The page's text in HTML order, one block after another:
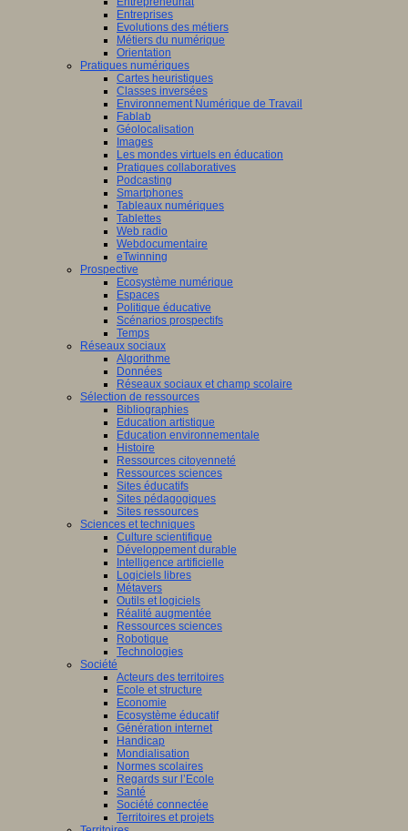
Entreprises
Evolutions des métiers
Métiers du numérique
Orientation
Pratiques numériques
Cartes heuristiques
Classes inversées
Environnement Numérique de Travail
Fablab
Géolocalisation
Images
Les mondes virtuels en éducation
Pratiques collaboratives
Podcasting
Smartphones
Tableaux numériques
Tablettes
Web radio
Webdocumentaire
eTwinning
Prospective
Ecosystème numérique
Espaces
Politique éducative
Scénarios prospectifs
Temps
Réseaux sociaux
Algorithme
Données
Réseaux sociaux et champ scolaire
Sélection de ressources
Bibliographies
Education artistique
Education environnementale
Histoire
Ressources citoyenneté
Ressources sciences
Sites éducatifs
Sites pédagogiques
Sites ressources
Sciences et techniques
Culture scientifique
Développement durable
Intelligence artificielle
Logiciels libres
Métavers
Outils et logiciels
Réalité augmentée
Ressources sciences
Robotique
Technologies
Société
Acteurs des territoires
Ecole et structure
Economie
Ecosystème éducatif
Génération internet
Handicap
Mondialisation
Normes scolaires
Regards sur l’Ecole
Santé
Société connectée
Territoires et projets